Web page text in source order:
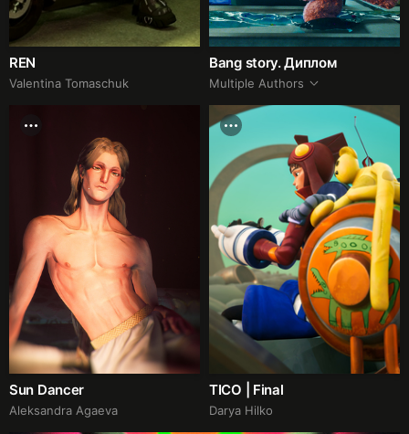
REN
Valentina Tomaschuk
Bang story. Диплом
Multiple Authors
Sun Dancer
Aleksandra Agaeva
TICO | Final
Darya Hilko